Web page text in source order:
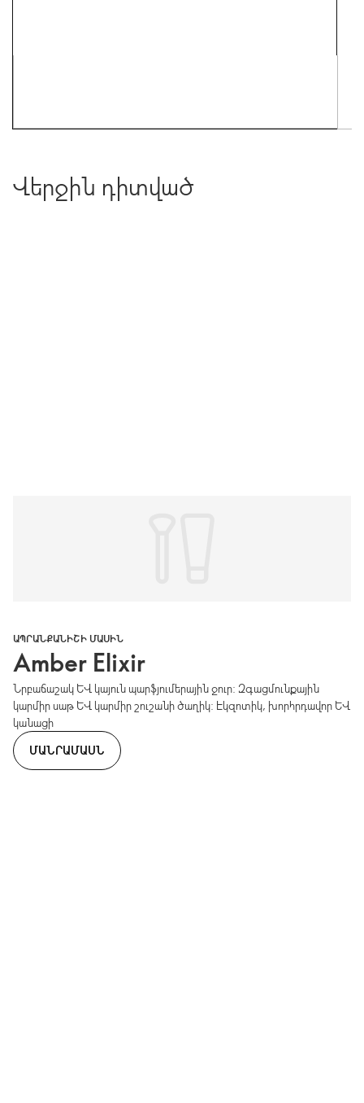
Վերջին դիտված
ԱՊՐԱՆՔԱՆԻՇԻ ՄԱՍԻՆ
Amber Elixir
Նրբաճաշակ և կայուն պարֆյումերային ջուր: Զգացմունքային
կարմիր սաթ և կարմիր շուշանի ծաղիկ: Էկզոտիկ, խորհրդավոր և
կանացի
ՄԱՆՐԱՄԱՍՆ